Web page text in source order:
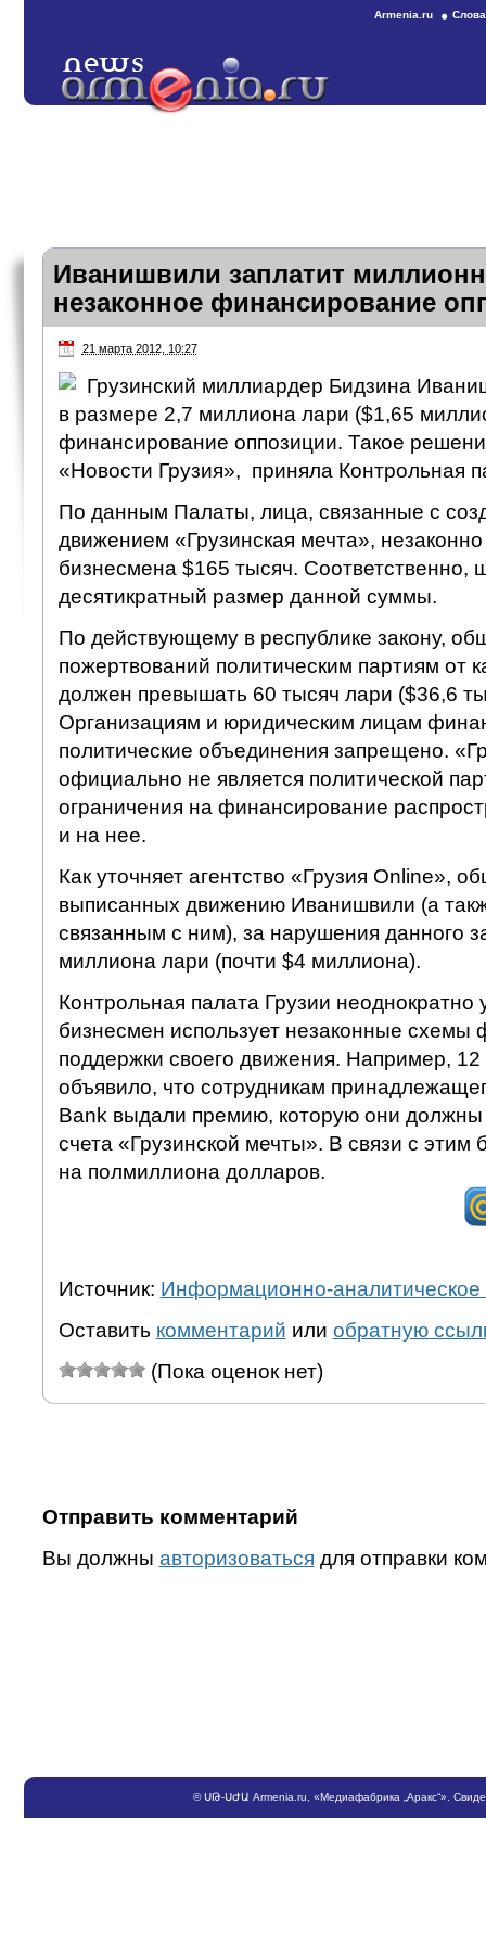
Armenia.ru
Иванишвили заплатит
незаконное финансирование
21 марта 2012, 10:27
Грузинский миллиардер Бидзина
в размере 2,7 миллиона лари ($1,65
финансирование оппозиции. Такое
«Новости Грузия», приняла Контрольная
По данным Палаты, лица, связанные с
движением «Грузинская мечта»,
бизнесмена $165 тысяч. Соответственно,
десятикратный размер данной суммы.
По действующему в республике закону,
пожертвований политическим партиям от
должен превышать 60 тысяч лари ($36,6
Организациям и юридическим лицам
политические объединения запрещено.
официально не является политической
ограничения на финансирование
и на нее.
Как уточняет агентство «Грузия Online»,
выписанных движению Иванишвили (а
связанным с ним), за нарушения данного
миллиона лари (почти $4 миллиона).
Контрольная палата Грузии неоднократно
бизнесмен использует незаконные схемы
поддержки своего движения. Например,
объявило, что сотрудникам
Bank выдали премию, которую они должны
счета «Грузинской мечты». В связи с
на полмиллиона долларов.
Источник: Информационно-аналитическое
Оставить комментарий или обратную
(Пока оценок нет)
Отправить комментарий
Вы должны авторизоваться для отправки
©ՍԹ-ՍԺԱ Armenia.ru , «Медиафабрика „Аракс“».